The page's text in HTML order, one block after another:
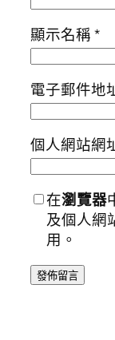
顯示名稱*
電子郵件地
個人網站網
在瀏覽器
及個人網
用。